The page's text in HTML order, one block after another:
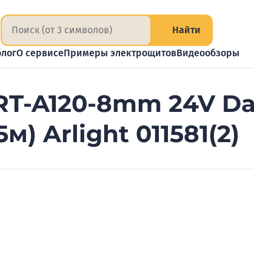
Найти
О сервисеПримеры электрощитовВидеообзоры
A120-8mm 24V
Arlight 011581(2)